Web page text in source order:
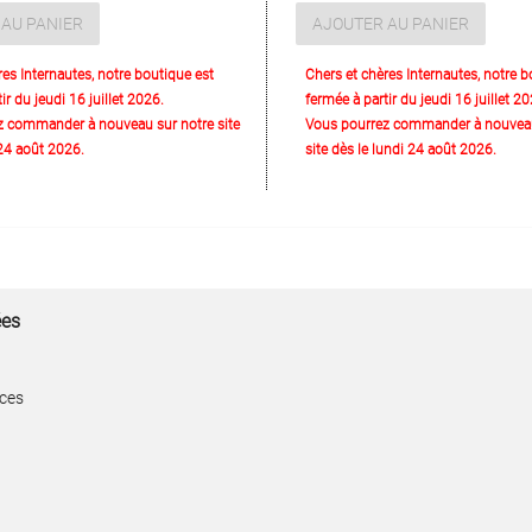
PANIER
Internautes, notre boutique est
du jeudi 16 juillet 2026.
commander à nouveau sur notre site
août 2026.
AJOUTER AU PANIER
Chers et chères Internautes, notre
fermée à partir du jeudi 16 juillet
Vous pourrez commander à
site dès le lundi 24 août 2026.